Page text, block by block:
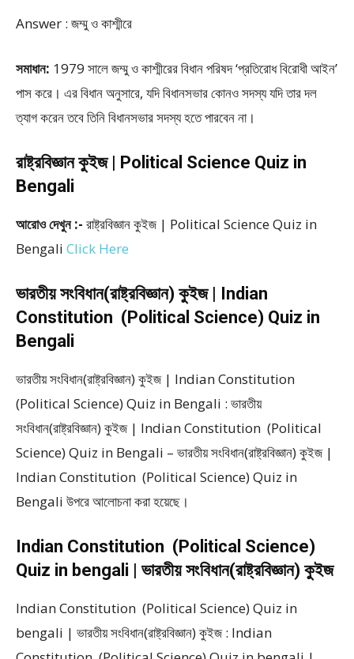
Answer : জম্মু ও কাশ্মীরে
সমাধান: 1979 সালে জম্মু ও কাশ্মীরের বিধান পরিষদ ‘প্রতিরোধ বিরোধী আইন’
পাস করে। এর বিধান অনুসারে, যদি বিধানসভার কোনও সদস্য যদি তার দল
ত্যাগ করেন তবে তিনি বিধানসভার সদস্য হতে পারবেন না।
রাষ্ট্রবিজ্ঞান কুইজ | Political Science Quiz in
Bengali
আরোও দেখুন :- রাষ্ট্রবিজ্ঞান কুইজ | Political Science Quiz in
Bengali Click Here
ভারতীয় সংবিধান(রাষ্ট্রবিজ্ঞান) কুইজ | Indian
Constitution (Political Science) Quiz in
Bengali
ভারতীয় সংবিধান(রাষ্ট্রবিজ্ঞান) কুইজ | Indian Constitution
(Political Science) Quiz in Bengali : ভারতীয়
সংবিধান(রাষ্ট্রবিজ্ঞান) কুইজ | Indian Constitution (Political
Science) Quiz in Bengali – ভারতীয় সংবিধান(রাষ্ট্রবিজ্ঞান) কুইজ |
Indian Constitution (Political Science) Quiz in
Bengali উপরে আলোচনা করা হয়েছে।
Indian Constitution (Political Science)
Quiz in bengali | ভারতীয় সংবিধান(রাষ্ট্রবিজ্ঞান) কুইজ
Indian Constitution (Political Science) Quiz in
bengali | ভারতীয় সংবিধান(রাষ্ট্রবিজ্ঞান) কুইজ : Indian